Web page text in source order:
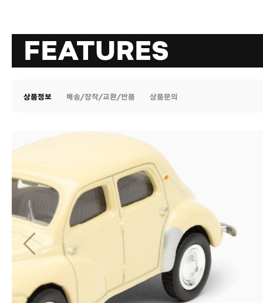
FEATURES
상품정보 배송/장착/교환/반품 상품문의